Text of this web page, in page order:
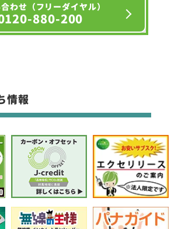
わせ（フリーダイヤル）
880-200
情報